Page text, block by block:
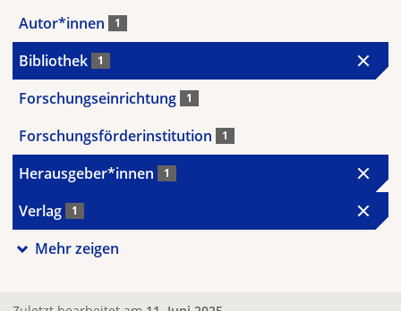
Autor*innen 1
Bibliothek 1
Forschungseinrichtung 1
Forschungsförderinstitution 1
Herausgeber*innen 1
Verlag 1
Mehr zeigen